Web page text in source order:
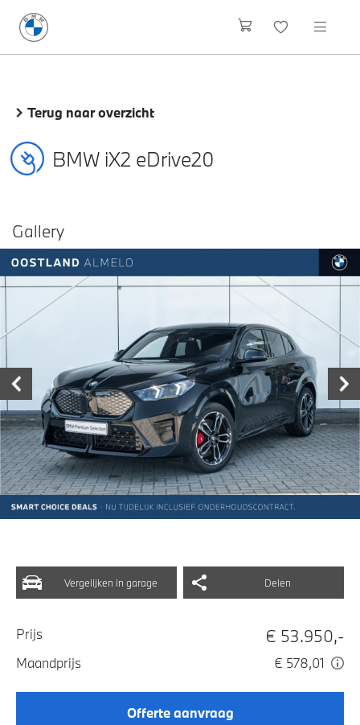
Terug naar overzicht
BMW iX2 eDrive20
Vergelijken in garage Delen
Prijs € 53.950,-
Maandprijs € 578,01
Offerte aanvraag
Gallery